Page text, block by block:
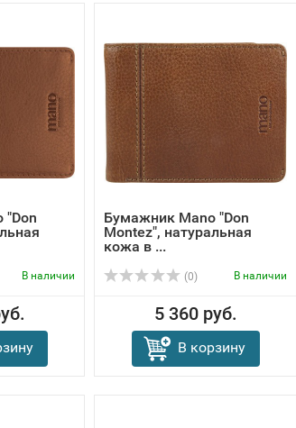
"Don
В наличии
Бумажник Mano "Don
Montez", натуральная
кожа в ...
(0) В наличии
5 360 руб.
В корзину